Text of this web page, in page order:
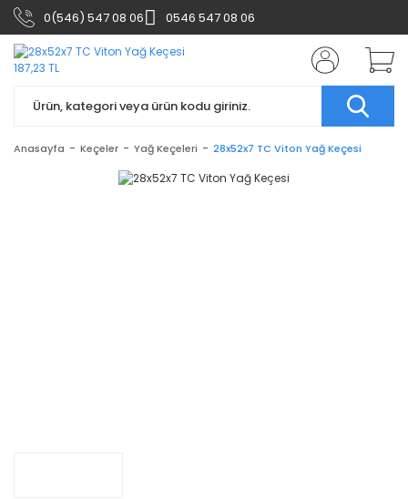
0(546) 547 08 06 0546 547 08 06
Anasayfa Keçeler Yağ Keçeleri 28x52x7 TC Viton Yağ Keçesi